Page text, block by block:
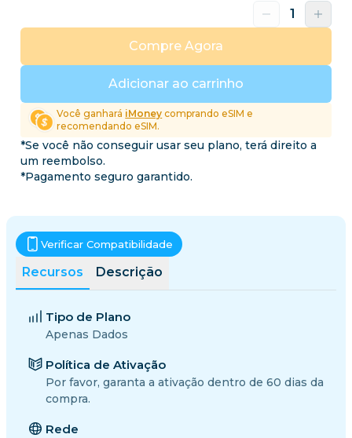
Adicionar ao carrinho
Compre Agora
Você ganhará iMoney comprando eSIM e
recomendando eSIM.
*Se você não conseguir usar seu plano, terá direito a
um reembolso.
*Pagamento seguro garantido.
Recursos Descrição
Verificar Compatibilidade
Tipo de Plano
Apenas Dados
Política de Ativação
Por favor, garanta a ativação dentro de 60 dias da
compra.
Rede